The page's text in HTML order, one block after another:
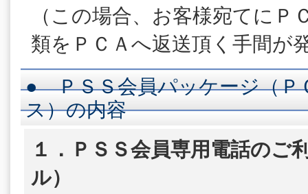
（この場合、お客様宛てにＰ
類をＰＣＡへ返送頂く手間が
● ＰＳＳ会員パッケージ（Ｐ
ス）の内容
１．ＰＳＳ会員専用電話のご
ル）